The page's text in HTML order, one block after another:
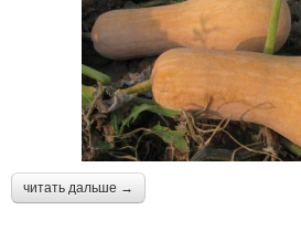
читать дальше →